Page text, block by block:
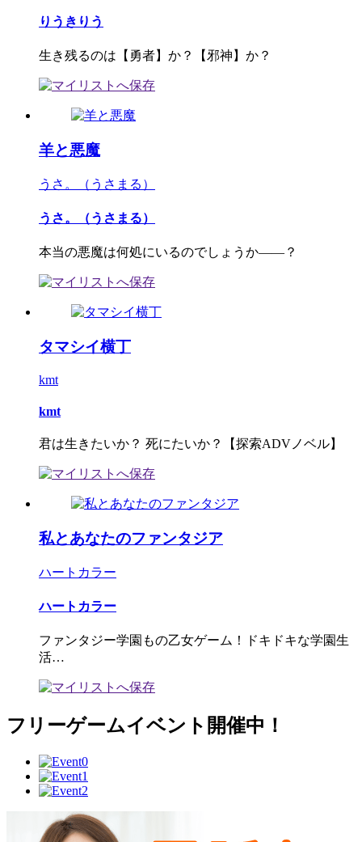
りうきりう
生き残るのは【勇者】か？【邪神】か？
羊と悪魔
うさ。（うさまる）
うさ。（うさまる）
本当の悪魔は何処にいるのでしょうか――？
タマシイ横丁
kmt
kmt
君は生きたいか？ 死にたいか？【探索ADVノベル】
私とあなたのファンタジア
ハートカラー
ハートカラー
ファンタジー学園もの乙女ゲーム！ドキドキな学園生
活…
フリーゲームイベント開催中！